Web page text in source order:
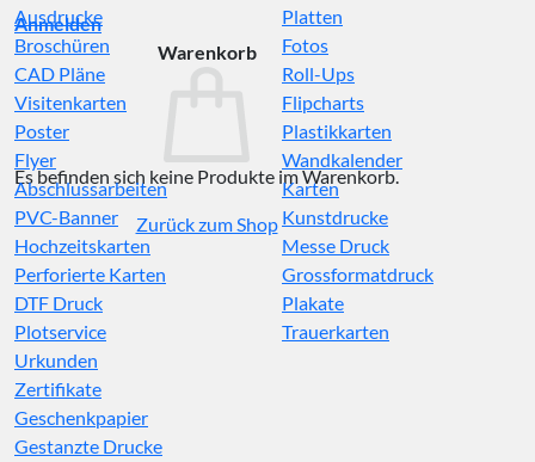
Anmelden
Warenkorb
Es befinden sich keine Produkte im Warenkorb.
Zurück zum Shop
Ausdrucke
Broschüren
CAD Pläne
Visitenkarten
Poster
Flyer
Abschlussarbeiten
PVC-Banner
Hochzeitskarten
Perforierte Karten
DTF Druck
Plotservice
Platten
Fotos
Roll-Ups
Flipcharts
Plastikkarten
Wandkalender
Karten
Kunstdrucke
Messe Druck
Grossformatdruck
Plakate
Trauerkarten
Urkunden
Zertifikate
Geschenkpapier
Gestanzte Drucke